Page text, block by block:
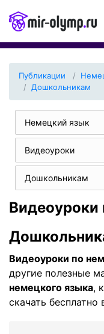
Публикации
Дошкольникам
Немецкий язык
Видеоуроки
Дошкольникам
Видеоуроки
Видеоуроки по
другие полезные
немецкого языка,
скачать бесплатно